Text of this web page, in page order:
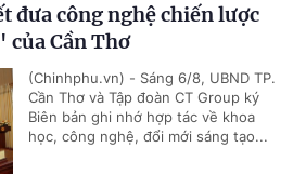
đưa công nghệ chiến lược
của Cần Thơ
(Chinhphu.vn) - Sáng 6/8, UBND TP.
Cần Thơ và Tập đoàn CT Group ký
Biên bản ghi nhớ hợp tác về khoa
học, công nghệ, đổi mới sáng tạo...